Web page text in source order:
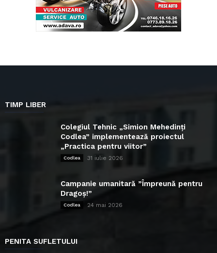
TIMP LIBER
Colegiul Tehnic „Simion Mehedinți
Codlea” implementează proiectul
„Practica pentru viitor”
Codlea 31 iulie 2026
Campanie umanitară ”Împreună pentru
Dragoș!”
Codlea 24 mai 2026
PENITA SUFLETULUI